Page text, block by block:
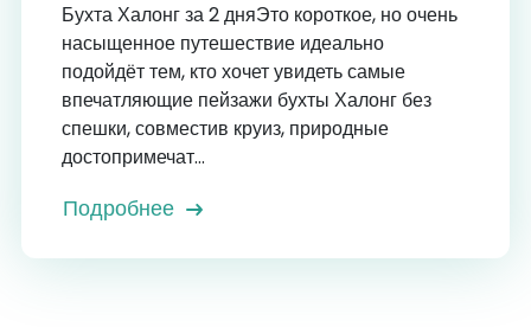
Бухта Халонг за 2 дняЭто короткое, но очень
насыщенное путешествие идеально
подойдёт тем, кто хочет увидеть самые
впечатляющие пейзажи бухты Халонг без
спешки, совместив круиз, природные
достопримечат...
Подробнее